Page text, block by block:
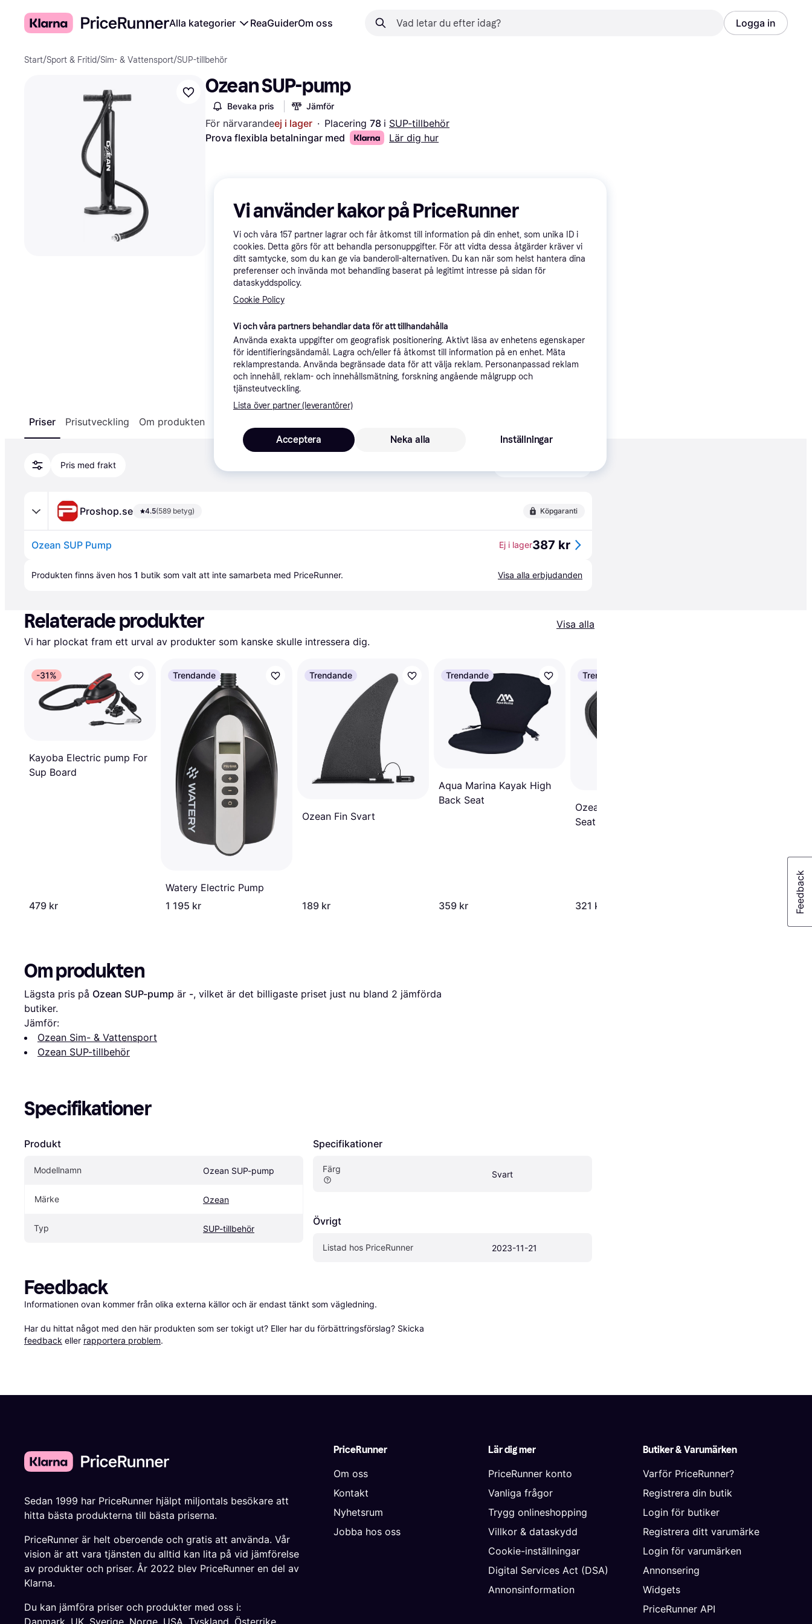
Alla kategorier ReaGuiderOm oss Logga in
Start/Sport & Fritid/Sim- & Vattensport/SUP-tillbehör
Ozean SUP-pump
Bevaka pris Jämför
För närvarandeej i lager · Placering 78 i SUP-tillbehör
Prova flexibla betalningar med
Lär dig hur
Produkten finns inte i lager
återförsäljare.
Priser Prisutveckling Om produkten
Pris med frakt
Proshop.se 4.5(589 betyg) Köpgaranti
Ozean SUP Pump Ej i lager387 kr
Produkten finns även hos 1 butik som valt att inte samarbeta med PriceRunner. Visa alla erbjudanden
Relaterade produkter
Visa alla
Vi har plockat fram ett urval av produkter som kanske skulle intressera dig.
-31%
Kayoba Electric pump For
Sup Board
479 kr
Trendande
Watery Electric Pump
1 195 kr
Trendande
Ozean Fin Svart
189 kr
Trendande
Aqua Marina Kayak High
Back Seat
359 kr
Trendande
Ozean Deluxe Sup Boards
Seat Black
321 kr
Om produkten
Lägsta pris på Ozean SUP-pump är -, vilket är det billigaste priset just nu bland 2 jämförda
butiker.
Jämför:
Ozean Sim- & Vattensport
Ozean SUP-tillbehör
Specifikationer
Produkt
Modellnamn Ozean SUP-pump
Märke Ozean
Typ SUP-tillbehör
Specifikationer
Färg
Svart
Övrigt
Listad hos PriceRunner 2023-11-21
Feedback
Informationen ovan kommer från olika externa källor och är endast tänkt som vägledning.
Har du hittat något med den här produkten som ser tokigt ut? Eller har du förbättringsförslag? Skicka
feedback eller rapportera problem.
PriceRunner
Om oss
Kontakt
Nyhetsrum
Jobba hos oss
Lär dig mer
PriceRunner konto
Vanliga frågor
Trygg onlineshopping
Villkor & dataskydd
Cookie-inställningar
Digital Services Act (DSA)
Annonsinformation
Butiker & Varumärken
Varför PriceRunner?
Registrera din butik
Login för butiker
Registrera ditt varumärke
Login för varumärken
Annonsering
Widgets
PriceRunner API
Sedan 1999 har PriceRunner hjälpt miljontals besökare att
hitta bästa produkterna till bästa priserna.
PriceRunner är helt oberoende och gratis att använda. Vår
vision är att vara tjänsten du alltid kan lita på vid jämförelse
av produkter och priser. År 2022 blev PriceRunner en del av
Klarna.
Du kan jämföra priser och produkter med oss i:
Vi använder kakor på PriceRunner
Vi och våra 157 partner lagrar och får åtkomst till information på din enhet, som unika ID i
cookies. Detta görs för att behandla personuppgifter. För att vidta dessa åtgärder kräver vi
ditt samtycke, som du kan ge via banderoll-alternativen. Du kan när som helst hantera dina
preferenser och invända mot behandling baserat på legitimt intresse på sidan för
dataskyddspolicy.
Cookie Policy
Vi och våra partners behandlar data för att tillhandahålla
Använda exakta uppgifter om geografisk positionering. Aktivt läsa av enhetens egenskaper
för identifieringsändamål. Lagra och/eller få åtkomst till information på en enhet. Mäta
reklamprestanda. Använda begränsade data för att välja reklam. Personanpassad reklam
och innehåll, reklam- och innehållsmätning, forskning angående målgrupp och
tjänsteutveckling.
Lista över partner (leverantörer)
Neka alla
Acceptera Inställningar